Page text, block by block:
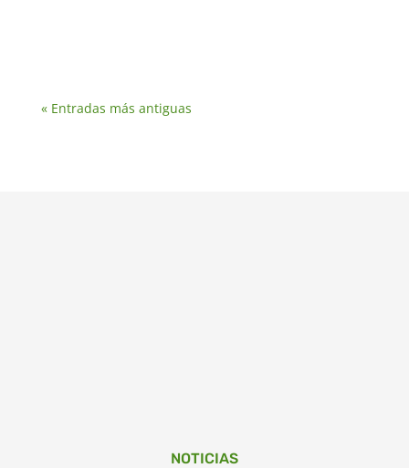
« Entradas más antiguas
NOTICIAS